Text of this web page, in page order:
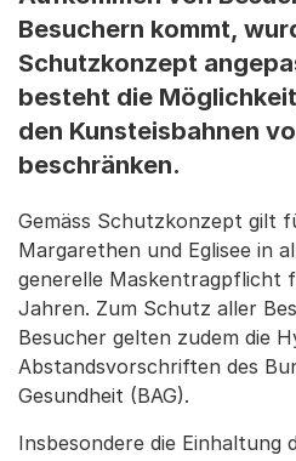
Besuchern kommt,
Schutzkonzept
besteht die
den Kunsteisbahnen
beschränken.
Gemäss Schutzkonzept gilt
Margarethen und Eglisee in
generelle Maskentragpflicht
Jahren. Zum Schutz aller
Besucher gelten zudem die
Abstandsvorschriften des
Gesundheit (BAG).
Insbesondere die Einhaltung